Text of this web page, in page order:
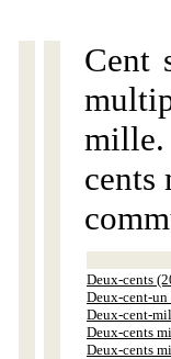
Cent
cents
Deux-cents
Deux-cent-un
Deux-cent-
Deux-cents
Deux-cents